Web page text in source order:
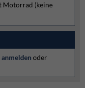
Motorrad (keine
anmelden oder